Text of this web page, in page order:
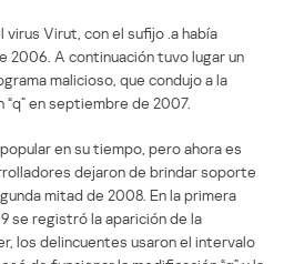
Virut, con el sufijo .a había
2006. A continuación tuvo lugar un
malicioso, que condujo a la
en septiembre de 2007.
en su tiempo, pero ahora es
dejaron de brindar soporte
mitad de 2008. En la primera
se registró la aparición de la
los delincuentes usaron el intervalo